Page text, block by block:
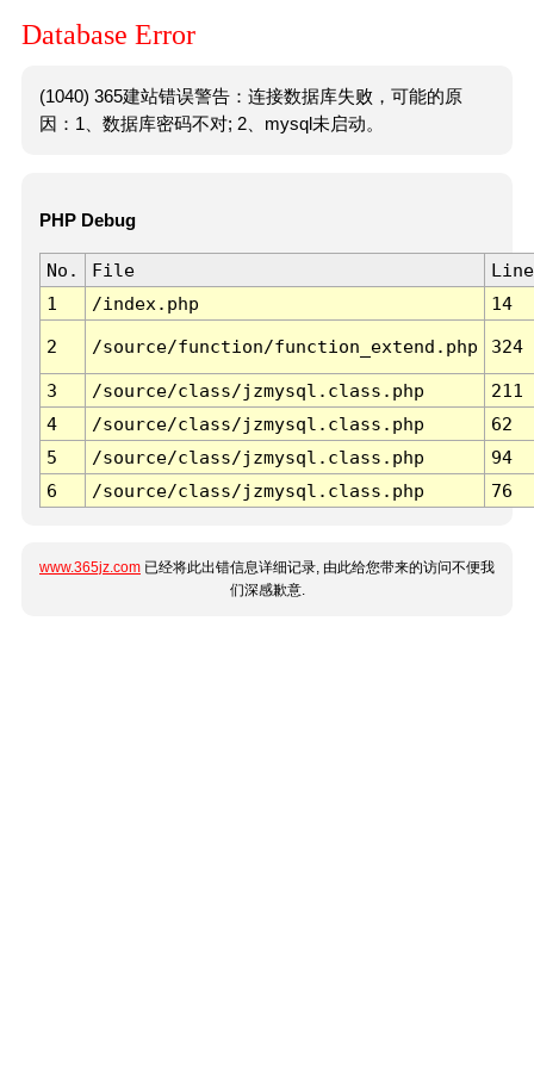
Database Error
(1040) 365建站错误警告：连接数据库失败，可能的原
因：1、数据库密码不对; 2、mysql未启动。
PHP Debug
No. File
Line
1
/index.php 14
2 /source/function/function_extend.php 324
3 /source/class/jzmysql.class.php
211
4
/source/class/jzmysql.class.php
62
5
/source/class/jzmysql.class.php
94
6
/source/class/jzmysql.class.php 76
www.365jz.com 已经将此出错信息详细记录, 由此给您带来的访问不便我
们深感歉意.